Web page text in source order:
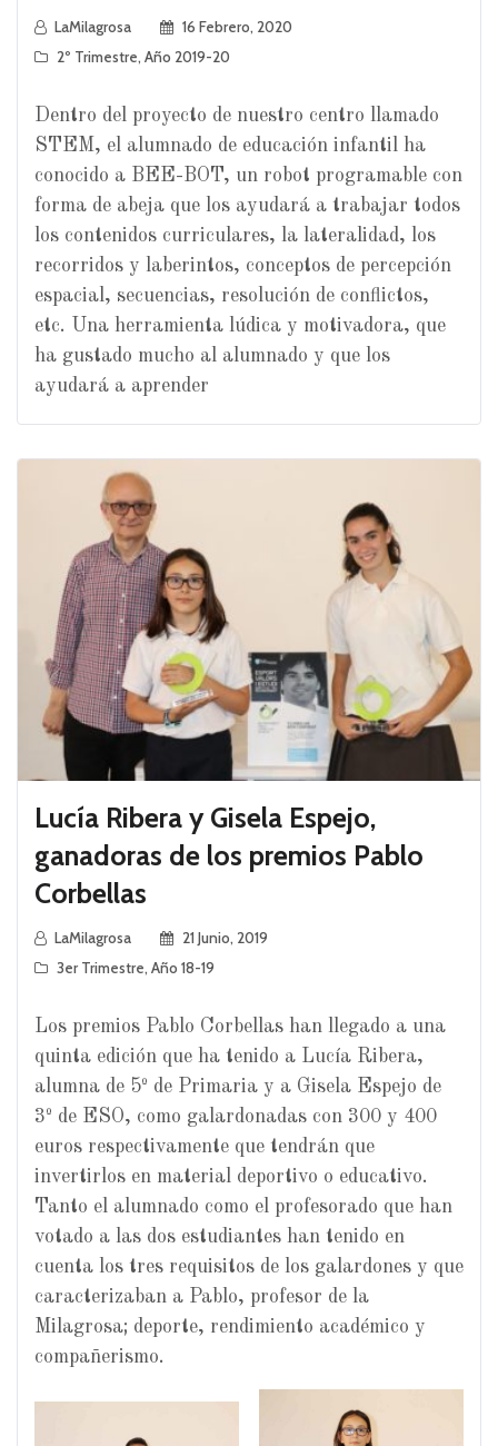
LaMilagrosa
16 Febrero, 2020
2º Trimestre, Año 2019-20
Dentro del proyecto de nuestro centro llamado
STEM, el alumnado de educación infantil ha
conocido a BEE-BOT, un robot programable con
forma de abeja que los ayudará a trabajar todos
los contenidos curriculares, la lateralidad, los
recorridos y laberintos, conceptos de percepción
espacial, secuencias, resolución de conflictos,
etc. Una herramienta lúdica y motivadora, que
ha gustado mucho al alumnado y que los
ayudará a aprender
Lucía Ribera y Gisela Espejo,
ganadoras de los premios Pablo
Corbellas
LaMilagrosa
21 Junio, 2019
3er Trimestre, Año 18-19
Los premios Pablo Corbellas han llegado a una
quinta edición que ha tenido a Lucía Ribera,
alumna de 5º de Primaria y a Gisela Espejo de
3º de ESO, como galardonadas con 300 y 400
euros respectivamente que tendrán que
invertirlos en material deportivo o educativo.
Tanto el alumnado como el profesorado que han
votado a las dos estudiantes han tenido en
cuenta los tres requisitos de los galardones y que
caracterizaban a Pablo, profesor de la
Milagrosa; deporte, rendimiento académico y
compañerismo.